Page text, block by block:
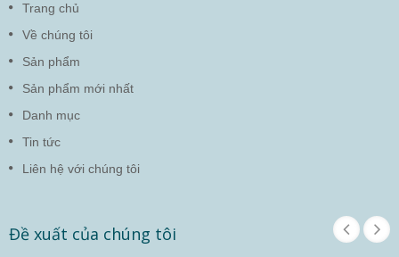
Trang chủ
Về chúng tôi
Sản phẩm
Sản phẩm mới nhất
Danh mục
Tin tức
Liên hệ với chúng tôi
Đề xuất của chúng tôi